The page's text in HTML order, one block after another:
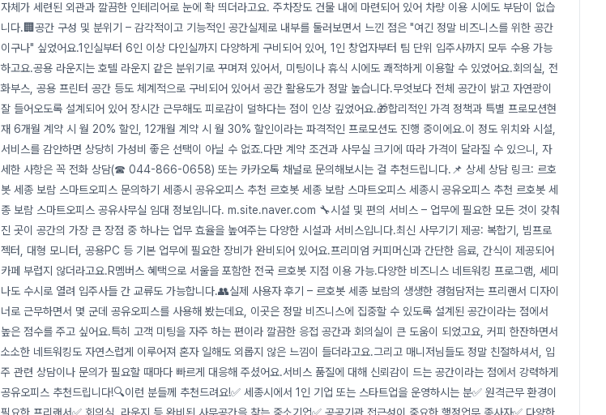
자체가 세련된 외관과 깔끔한 인테리어로 눈에 확 띄더라고요. 주차장도 건물 내에 마련되어 있어 차량 이용 시에도 부담이 없습
니다.🏢공간 구성 및 분위기 – 감각적이고 기능적인 공간실제로 내부를 둘러보면서 느낀 점은 "여긴 정말 비즈니스를 위한 공간
이구나" 싶었어요.1인실부터 6인 이상 다인실까지 다양하게 구비되어 있어, 1인 창업자부터 팀 단위 입주사까지 모두 수용 가능
하고요.공용 라운지는 호텔 라운지 같은 분위기로 꾸며져 있어서, 미팅이나 휴식 시에도 쾌적하게 이용할 수 있었어요.회의실, 전
화부스, 공용 프린터 공간 등도 체계적으로 구비되어 있어서 공간 활용도가 정말 높습니다.무엇보다 전체 공간이 밝고 자연광이
잘 들어오도록 설계되어 있어 장시간 근무해도 피로감이 덜하다는 점이 인상 깊었어요.🎁합리적인 가격 정책과 특별 프로모션현
재 6개월 계약 시 월 20% 할인, 12개월 계약 시 월 30% 할인이라는 파격적인 프로모션도 진행 중이에요.이 정도 위치와 시설,
서비스를 감안하면 상당히 가성비 좋은 선택이 아닐 수 없죠.다만 계약 조건과 사무실 크기에 따라 가격이 달라질 수 있으니, 자
세한 사항은 꼭 전화 상담(☎ 044-866-0658) 또는 카카오톡 채널로 문의해보시는 걸 추천드립니다.📌 상세 상담 링크: 르호
봇 세종 보람 스마트오피스 문의하기 세종시 공유오피스 추천 르호봇 세종 보람 스마트오피스 세종시 공유오피스 추천 르호봇 세
종 보람 스마트오피스 공유사무실 임대 정보입니다. m.site.naver.com 🔧시설 및 편의 서비스 – 업무에 필요한 모든 것이 갖춰
진 곳이 공간의 가장 큰 장점 중 하나는 업무 효율을 높여주는 다양한 시설과 서비스입니다.최신 사무기기 제공: 복합기, 빔프로
젝터, 대형 모니터, 공용PC 등 기본 업무에 필요한 장비가 완비되어 있어요.프리미엄 커피머신과 간단한 음료, 간식이 제공되어
카페 부럽지 않더라고요.R멤버스 혜택으로 서울을 포함한 전국 르호봇 지점 이용 가능.다양한 비즈니스 네트워킹 프로그램, 세미
나도 수시로 열려 입주사들 간 교류도 가능합니다.👥실제 사용자 후기 – 르호봇 세종 보람의 생생한 경험담저는 프리랜서 디자이
너로 근무하면서 몇 군데 공유오피스를 사용해 봤는데요, 이곳은 정말 비즈니스에 집중할 수 있도록 설계된 공간이라는 점에서
높은 점수를 주고 싶어요.특히 고객 미팅을 자주 하는 편이라 깔끔한 응접 공간과 회의실이 큰 도움이 되었고요, 커피 한잔하면서
소소한 네트워킹도 자연스럽게 이루어져 혼자 일해도 외롭지 않은 느낌이 들더라고요.그리고 매니저님들도 정말 친절하셔서, 입
주 관련 상담이나 문의가 필요할 때마다 빠르게 대응해 주셨어요.서비스 품질에 대해 신뢰감이 드는 공간이라는 점에서 강력하게
공유오피스 추천드립니다!🔍이런 분들께 추천드려요!✅ 세종시에서 1인 기업 또는 스타트업을 운영하시는 분✅ 원격근무 환경이